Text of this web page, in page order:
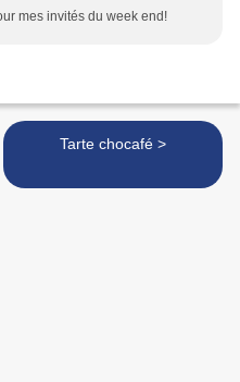
mes invités du week end!
Tarte chocafé >